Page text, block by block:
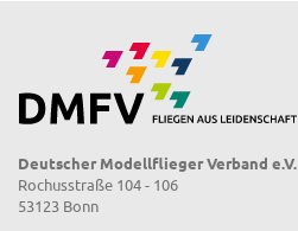
Deutscher Modellflieger Verband e.V.
Rochusstraße 104 - 106
53123 Bonn